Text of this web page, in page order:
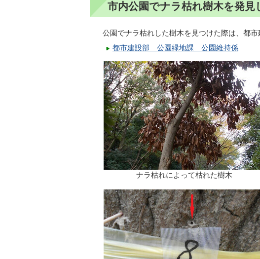
市内公園でナラ枯れ樹木を発見
公園でナラ枯れした樹木を見つけた際は、都
都市建設部 公園緑地課 公園維持係
ナラ枯れによって枯れた樹木